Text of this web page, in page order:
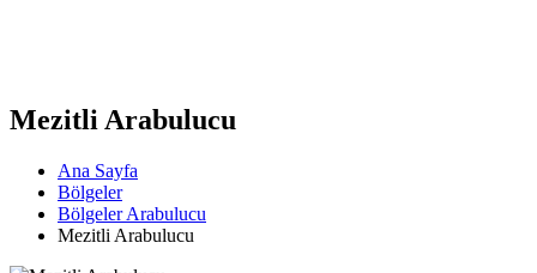
Mezitli Arabulucu
Ana Sayfa
Bölgeler
Bölgeler Arabulucu
Mezitli Arabulucu